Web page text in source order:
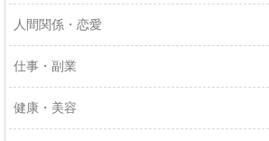
人間関係・恋愛
仕事・副業
健康・美容